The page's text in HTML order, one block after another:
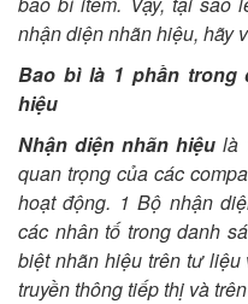
nhận diện nhãn hiệu, hãy
Bao bì là 1 phần trong
hiệu
Nhận diện nhãn hiệulà
quan trọng của các
hoạt động. 1 Bộ nhận
các nhân tố trong danh
biệt nhãn hiệu trên tư
truyền thông tiếp thị và